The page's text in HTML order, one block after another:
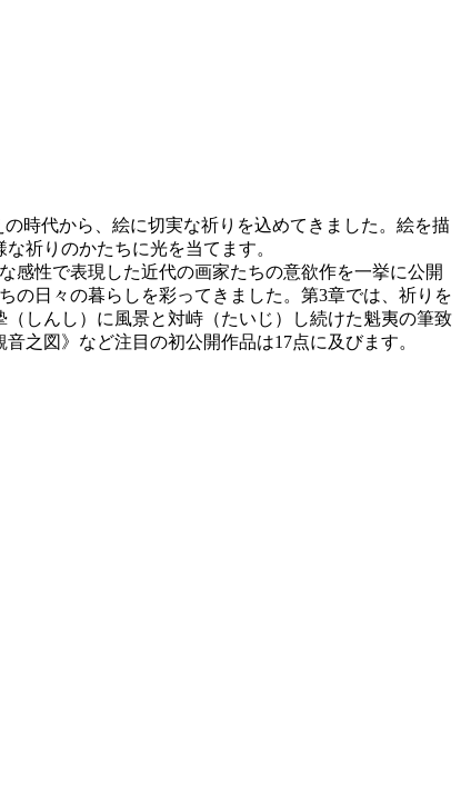
時代から、絵に切実な祈りを込めてきました。絵を描
祈りのかたちに光を当てます。
感性で表現した近代の画家たちの意欲作を一挙に公開
の日々の暮らしを彩ってきました。第3章では、祈りを
しんし）に風景と対峙（たいじ）し続けた魁夷の筆致
之図》など注目の初公開作品は17点に及びます。